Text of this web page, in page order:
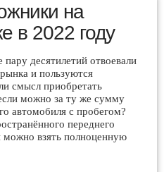
на
в 2022 году
десятилетий отвоевали
и пользуются
смысл приобретать
можно за ту же сумму
автомобиля с пробегом?
переднего
можно взять полноценную